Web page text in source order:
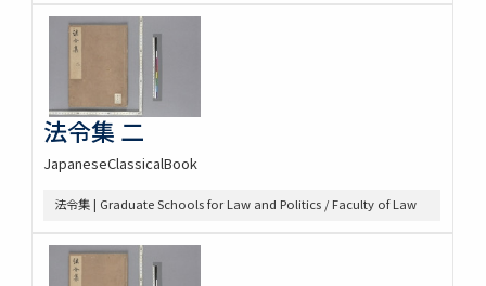
法令集 二
JapaneseClassicalBook
法令集 | Graduate Schools for Law and Politics / Faculty of Law